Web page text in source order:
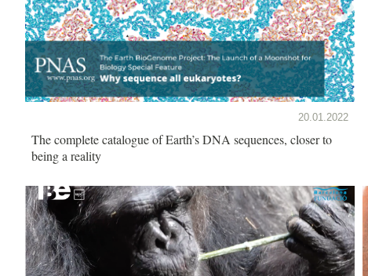
20.01.2022
The complete catalogue of Earth’s DNA sequences, closer to
being a reality